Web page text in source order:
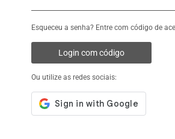
Esqueceu a senha? Entre com código de
Login com código
Ou utilize as redes sociais: